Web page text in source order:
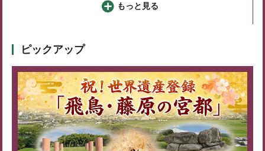
もっと見る
ピックアップ